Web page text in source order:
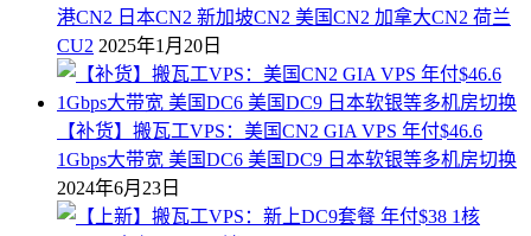
港CN2 日本CN2 新加坡CN2 美国CN2 加拿大CN2 荷兰
CU2 2025年1月20日
【补货】搬瓦工VPS：美国CN2 GIA VPS 年付$46.6
1Gbps大带宽 美国DC6 美国DC9 日本软银等多机房切换
2024年6月23日